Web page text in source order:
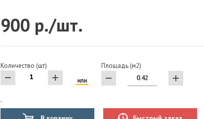
900 р./шт.
Количество (шт)
или
Площадь (м2)
'